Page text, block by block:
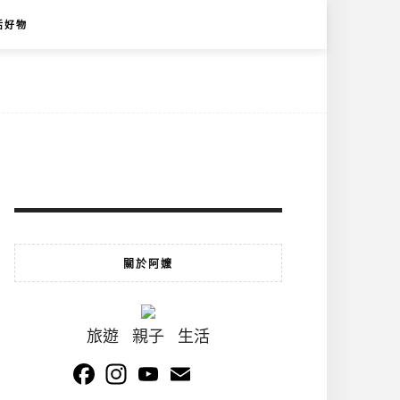
好物
關於阿嬤
旅遊 親子 生活
FacebookInstagramYouTube
Channel